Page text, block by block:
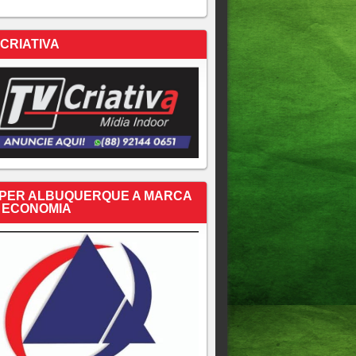
ALBUQUERQUE A MARCA
ECONOMIA